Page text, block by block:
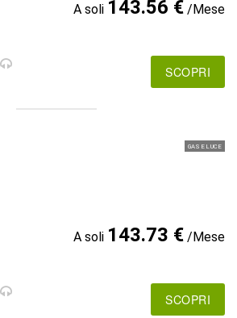
A soli 143.56 €/Mese
SCOPRI
GAS E LUCE
A soli 143.73 €/Mese
SCOPRI